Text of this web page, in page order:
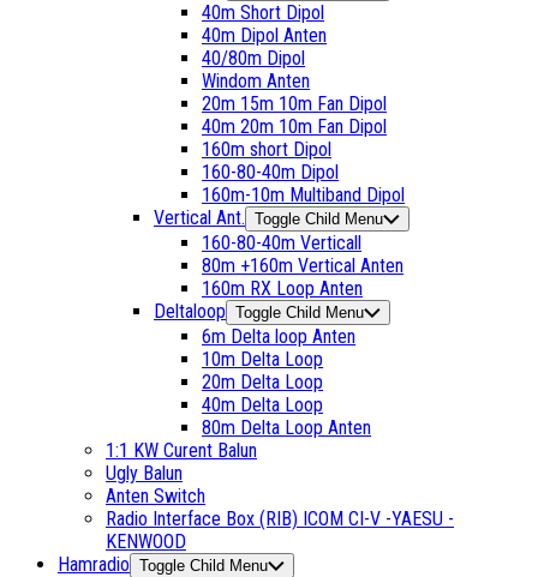
40m Short Dipol
40m Dipol Anten
40/80m Dipol
Windom Anten
20m 15m 10m Fan Dipol
40m 20m 10m Fan Dipol
160m short Dipol
160-80-40m Dipol
160m-10m Multiband Dipol
Vertical Ant. Toggle Child Menu
160-80-40m Verticall
80m +160m Vertical Anten
160m RX Loop Anten
Deltaloop Toggle Child Menu
6m Delta loop Anten
10m Delta Loop
20m Delta Loop
40m Delta Loop
80m Delta Loop Anten
1:1 KW Curent Balun
Ugly Balun
Anten Switch
Radio Interface Box (RIB) ICOM CI-V -YAESU -
KENWOOD
Hamradio Toggle Child Menu